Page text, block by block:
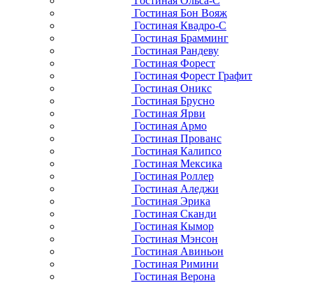
Гостиная Бон Вояж
Гостиная Квадро-С
Гостиная Брамминг
Гостиная Рандеву
Гостиная Форест
Гостиная Форест Графит
Гостиная Оникс
Гостиная Брусно
Гостиная Ярви
Гостиная Армо
Гостиная Прованс
Гостиная Калипсо
Гостиная Мексика
Гостиная Роллер
Гостиная Аледжи
Гостиная Эрика
Гостиная Сканди
Гостиная Кымор
Гостиная Мэнсон
Гостиная Авиньон
Гостиная Римини
Гостиная Верона